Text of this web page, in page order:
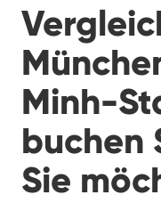
Minh-
buchen
Sie